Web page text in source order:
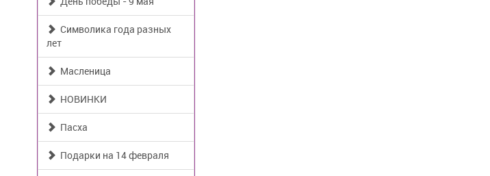
Символика года разных
лет
Масленица
НОВИНКИ
Пасха
Подарки на 14 февраля